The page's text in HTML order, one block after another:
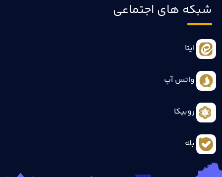
شبکه های اجتماعی
ایتا
واتس آپ
روبیکا
بله